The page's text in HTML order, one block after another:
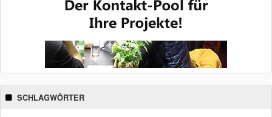
SCHLAGWÖRTER